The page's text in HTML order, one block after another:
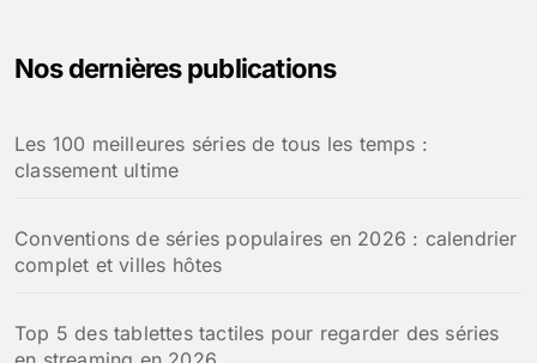
Nos dernières publications
Les 100 meilleures séries de tous les temps :
classement ultime
Conventions de séries populaires en 2026 : calendrier
complet et villes hôtes
Top 5 des tablettes tactiles pour regarder des séries